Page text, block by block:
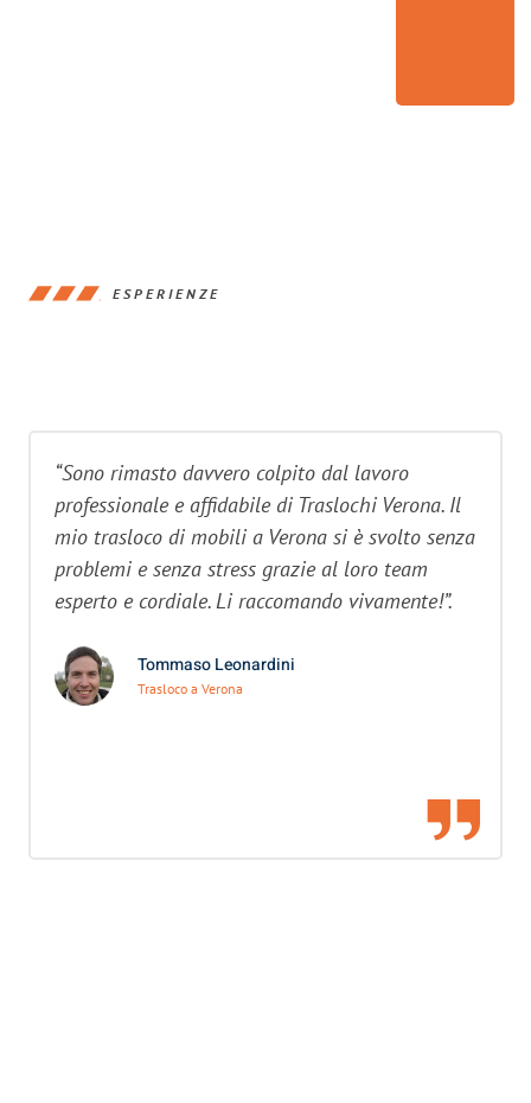
ESPERIENZE
“Sono rimasto davvero colpito dal lavoro
professionale e affidabile di Traslochi Verona. Il
mio trasloco di mobili a Verona si è svolto senza
problemi e senza stress grazie al loro team
esperto e cordiale. Li raccomando vivamente!”.
Tommaso Leonardini
Trasloco a Verona